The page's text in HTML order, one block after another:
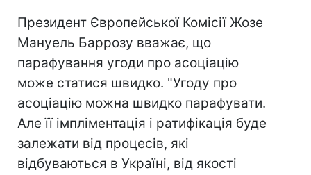
Президент Європейської Комісії Жозе
Мануель Баррозу вважає, що
парафування угоди про асоціацію
може статися швидко. "Угоду про
асоціацію можна швидко парафувати.
Але її імпліментація і ратифікація буде
залежати від процесів, які
відбуваються в Україні, від якості